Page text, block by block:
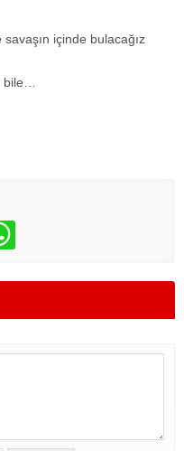
içinde bulacağız
bile…